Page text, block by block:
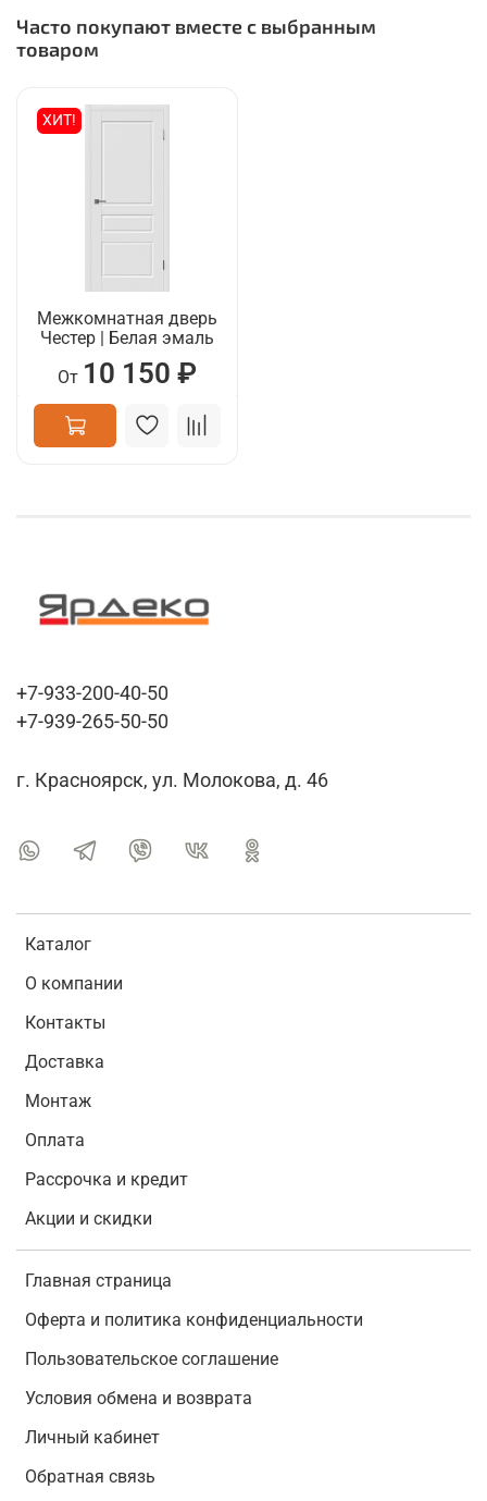
Часто покупают вместе с выбранным
товаром
ХИТ!
Межкомнатная дверь
Честер | Белая эмаль
От 10 150 ₽
Каталог
О компании
Контакты
Доставка
Монтаж
Оплата
Рассрочка и кредит
Акции и скидки
Главная страница
Оферта и политика конфиденциальности
Пользовательское соглашение
Условия обмена и возврата
Личный кабинет
Обратная связь
+7-933-200-40-50
+7-939-265-50-50
г. Красноярск, ул. Молокова, д. 46